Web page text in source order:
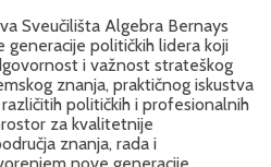
Sveučilišta Algebra Bernays
generacije političkih lidera koji
i važnost strateškog
znanja, praktičnog iskustva
političkih i profesionalnih
za kvalitetnije
znanja, rada i